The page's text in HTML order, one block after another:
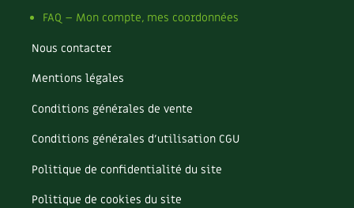
Potager
Potager en lasagnes
Poules
Prairie fleurie
Purin
Recette
Récup'
FAQ – Mon compte, mes coordonnées
Nous contacter
Mentions légales
Conditions générales de vente
Conditions générales d’utilisation CGU
Politique de confidentialité du site
Politique de cookies du site